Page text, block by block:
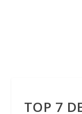
TOP 7